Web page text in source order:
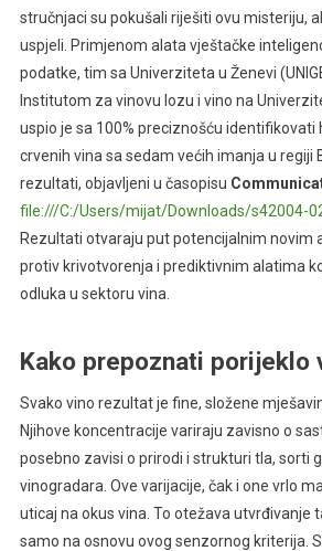
stručnjaci su pokušali riješiti ovu misteriju,
uspjeli. Primjenom alata vještačke
podatke, tim sa Univerziteta u Ženevi
Institutom za vinovu lozu i vino na
uspio je sa 100% preciznošću identifikovati
crvenih vina sa sedam većih imanja u regiji
rezultati, objavljeni u časopisu
file:///C:/Users/mijat/Downloads/s42004-
Rezultati otvaraju put potencijalnim novim
protiv krivotvorenja i prediktivnim alatima
odluka u sektoru vina.
Kako prepoznati porijeklo
Svako vino rezultat je fine, složene
Njihove koncentracije variraju zavisno o
posebno zavisi o prirodi i strukturi tla, sorti
vinogradara. Ove varijacije, čak i one vrlo
uticaj na okus vina. To otežava utvrđivanje
samo na osnovu ovog senzornog kriterija.